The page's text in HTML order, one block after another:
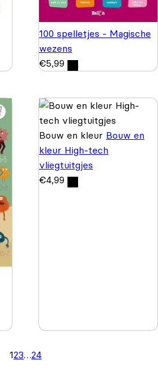
100 spelletjes - Magische
wezens
€5,99
Bouw en kleur Bouw en
kleur High-tech
vliegtuitgjes
€4,99
123…24